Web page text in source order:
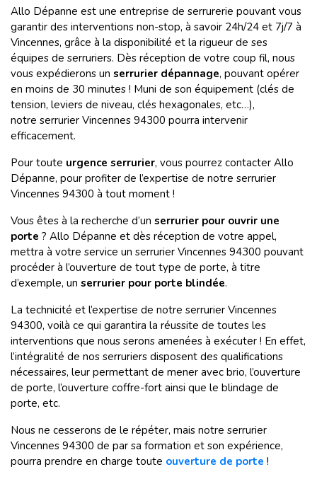
Allo Dépanne est une entreprise de serrurerie pouvant vous
garantir des interventions non-stop, à savoir 24h/24 et 7j/7 à
Vincennes, grâce à la disponibilité et la rigueur de ses
équipes de serruriers. Dès réception de votre coup fil, nous
vous expédierons un serrurier dépannage, pouvant opérer
en moins de 30 minutes ! Muni de son équipement (clés de
tension, leviers de niveau, clés hexagonales, etc…),
notre serrurier Vincennes 94300 pourra intervenir
efficacement.
Pour toute urgence serrurier, vous pourrez contacter Allo
Dépanne, pour profiter de l’expertise de notre serrurier
Vincennes 94300 à tout moment !
Vous êtes à la recherche d’un serrurier pour ouvrir une
porte ? Allo Dépanne et dès réception de votre appel,
mettra à votre service un serrurier Vincennes 94300 pouvant
procéder à l’ouverture de tout type de porte, à titre
d’exemple, un serrurier pour porte blindée.
La technicité et l’expertise de notre serrurier Vincennes
94300, voilà ce qui garantira la réussite de toutes les
interventions que nous serons amenées à exécuter ! En effet,
l’intégralité de nos serruriers disposent des qualifications
nécessaires, leur permettant de mener avec brio, l’ouverture
de porte, l’ouverture coffre-fort ainsi que le blindage de
porte, etc.
Nous ne cesserons de le répéter, mais notre serrurier
Vincennes 94300 de par sa formation et son expérience,
pourra prendre en charge toute ouverture de porte !